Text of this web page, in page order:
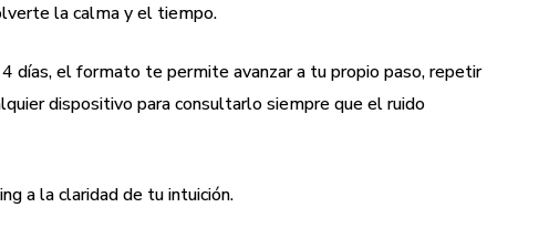
la calma y el tiempo.
días, el formato te permite avanzar a tu propio paso, repetir
dispositivo para consultarlo siempre que el ruido
a la claridad de tu intuición.